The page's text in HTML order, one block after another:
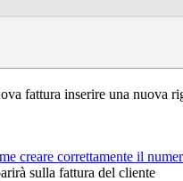
fattura inserire una nuova
creare correttamente il
sulla fattura del cliente